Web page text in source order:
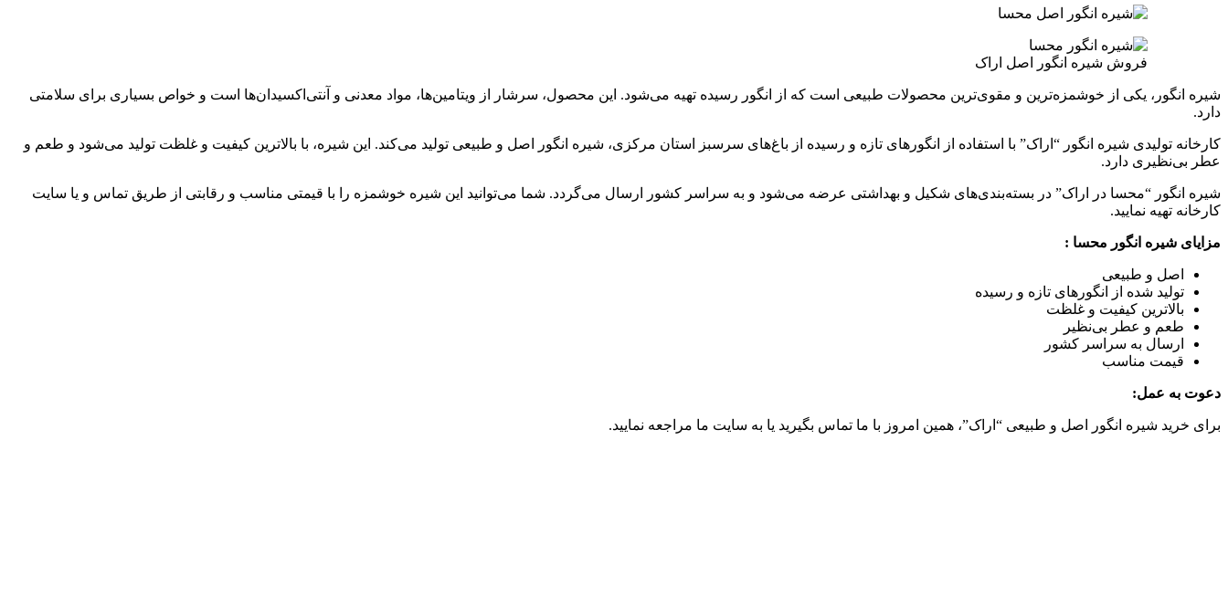
فروش شیره انگور اصل اراک
شیره انگور، یکی از خوشمزه‌ترین و مقوی‌ترین محصولات طبیعی است که از انگور رسیده تهیه می‌شود. این محصول، سرشار از ویتامین‌ها، مواد معدنی و آنتی‌اکسیدان‌ها است و خواص بسیاری برای سلامتی
دارد.
کارخانه تولیدی شیره انگور “اراک” با استفاده از انگورهای تازه و رسیده از باغ‌های سرسبز استان مرکزی، شیره انگور اصل و طبیعی تولید می‌کند. این شیره، با بالاترین کیفیت و غلظت تولید می‌شود و طعم و
عطر بی‌نظیری دارد.
شیره انگور “محسا در اراک” در بسته‌بندی‌های شکیل و بهداشتی عرضه می‌شود و به سراسر کشور ارسال می‌گردد. شما می‌توانید این شیره خوشمزه را با قیمتی مناسب و رقابتی از طریق تماس و یا سایت
کارخانه تهیه نمایید.
مزایای شیره انگور محسا :
اصل و طبیعی
تولید شده از انگورهای تازه و رسیده
بالاترین کیفیت و غلظت
طعم و عطر بی‌نظیر
ارسال به سراسر کشور
قیمت مناسب
دعوت به عمل:
برای خرید شیره انگور اصل و طبیعی “اراک”، همین امروز با ما تماس بگیرید یا به سایت ما مراجعه نمایید.